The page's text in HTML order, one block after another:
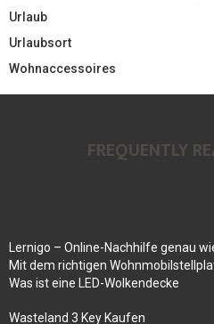
Urlaub
Urlaubsort
Wohnaccessoires
FREQUENTLY
Lernigo – Online-Nachhilfe genau
Mit dem richtigen
Was ist eine LED-Wolkendecke
Wasteland 3 Key Kaufen